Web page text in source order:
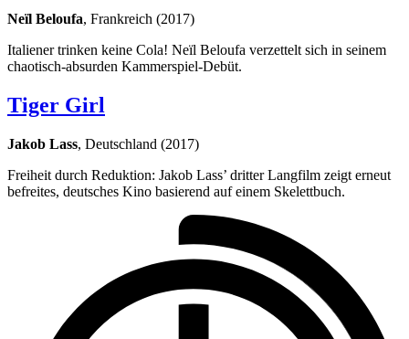
Neïl Beloufa, Frankreich (2017)
Italiener trinken keine Cola! Neïl Beloufa verzettelt sich in seinem
chaotisch-absurden Kammerspiel-Debüt.
Tiger Girl
Jakob Lass, Deutschland (2017)
Freiheit durch Reduktion: Jakob Lass’ dritter Langfilm zeigt erneut
befreites, deutsches Kino basierend auf einem Skelettbuch.